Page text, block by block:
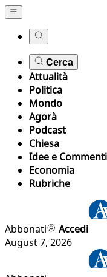
Cerca
Attualità
Politica
Mondo
Agorà
Podcast
Chiesa
Idee e Commenti
Economia
Rubriche
Abbonati
Accedi
August 7, 2026